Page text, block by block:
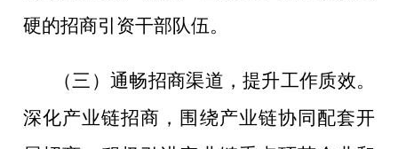
硬的招商引资干部队伍。
（三） 通畅招商渠道，提升工作质效。
深化产业链招商，围绕产业链协同配套开